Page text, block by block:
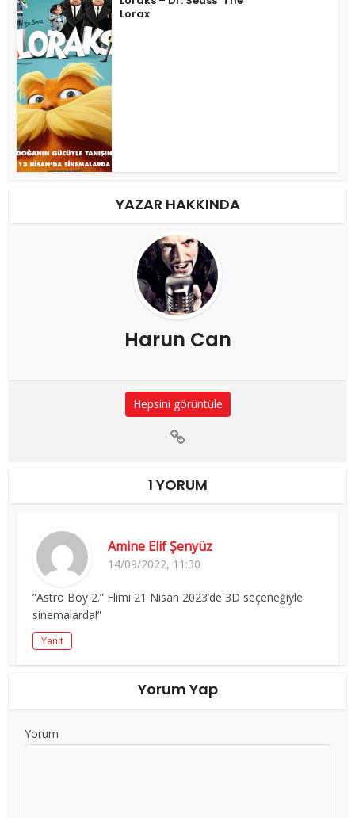
Lorax
YAZAR HAKKINDA
Harun Can
Hepsini görüntüle
1 YORUM
Amine Elif Şenyüz
14/09/2022, 11:30
”Astro Boy 2.” Flimi 21 Nisan 2023’de 3D seçeneğiyle
sinemalarda!”
Yanıt
Yorum Yap
Yorum